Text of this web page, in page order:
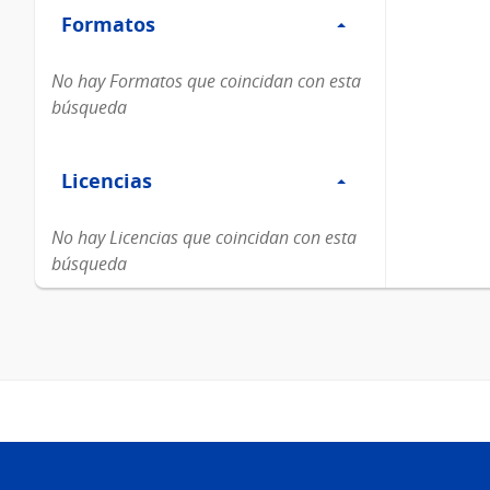
Formatos
Formatos
No hay Formatos que coincidan con esta
búsqueda
Licencias
Licencias
No hay Licencias que coincidan con esta
búsqueda